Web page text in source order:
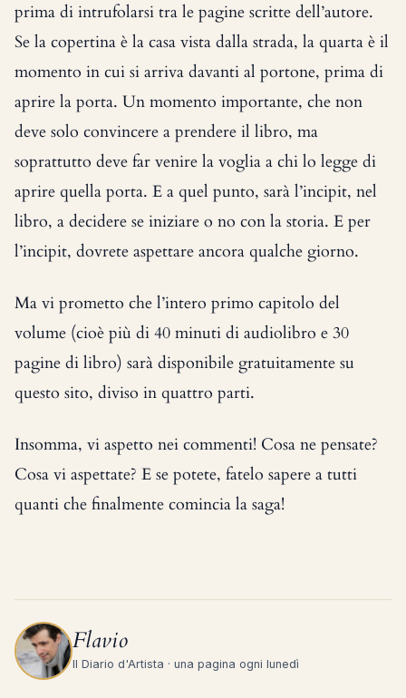
prima di intrufolarsi tra le pagine scritte dell’autore.
Se la copertina è la casa vista dalla strada, la quarta è il
momento in cui si arriva davanti al portone, prima di
aprire la porta. Un momento importante, che non
deve solo convincere a prendere il libro, ma
soprattutto deve far venire la voglia a chi lo legge di
aprire quella porta. E a quel punto, sarà l’incipit, nel
libro, a decidere se iniziare o no con la storia. E per
l’incipit, dovrete aspettare ancora qualche giorno.
Ma vi prometto che l’intero primo capitolo del
volume (cioè più di 40 minuti di audiolibro e 30
pagine di libro) sarà disponibile gratuitamente su
questo sito, diviso in quattro parti.
Insomma, vi aspetto nei commenti! Cosa ne pensate?
Cosa vi aspettate? E se potete, fatelo sapere a tutti
quanti che finalmente comincia la saga!
Flavio
Il Diario d'Artista · una pagina ogni lunedì